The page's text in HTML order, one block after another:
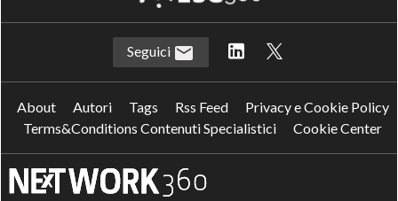
Seguici
About Autori Tags Rss Feed
Privacy e Cookie Policy
Terms&Conditions Contenuti Specialistici
Cookie Center